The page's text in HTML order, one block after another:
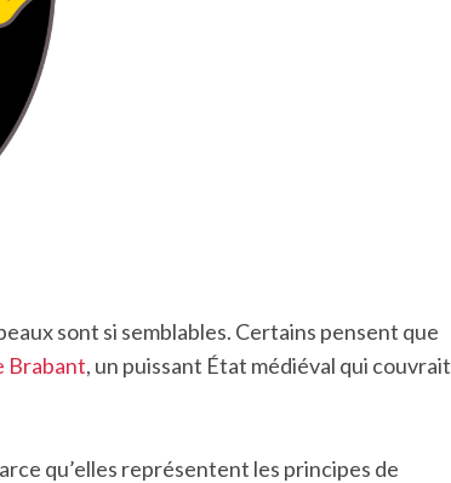
sont si semblables. Certains pensent que
Brabant, un puissant État médiéval qui couvrait
qu’elles représentent les principes de